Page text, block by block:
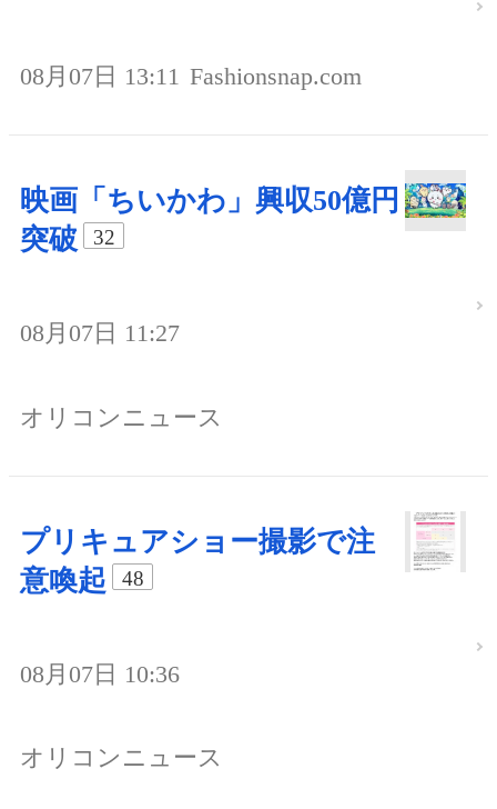
08月07日 13:11 Fashionsnap.com
映画「ちいかわ」興収50億円
突破
32
08月07日 11:27
オリコンニュース
プリキュアショー撮影で注
意喚起
48
08月07日 10:36
オリコンニュース